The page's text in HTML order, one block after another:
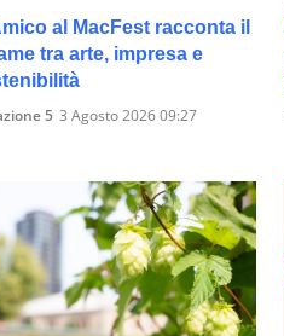
al MacFest racconta il
tra arte, impresa e
5 3 Agosto 2026 09:27